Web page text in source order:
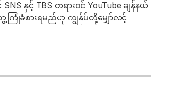
နှင့် TBS တရားဝင် YouTube ချန်နယ်
ြုံခံစားရမည်ဟု ကျွန်ုပ်တို့မျှော်လင့်